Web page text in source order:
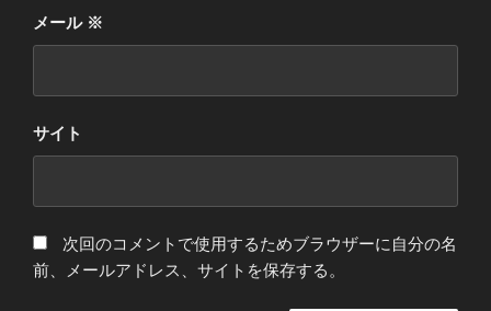
メール ※
サイト
次回のコメントで使用するためブラウザーに自分の名
前、メールアドレス、サイトを保存する。